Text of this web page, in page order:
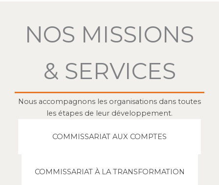
NOS MISSIONS
& SERVICES
Nous accompagnons les organisations dans toutes
les étapes de leur développement.
COMMISSARIAT AUX COMPTES
COMMISSARIAT À LA TRANSFORMATION